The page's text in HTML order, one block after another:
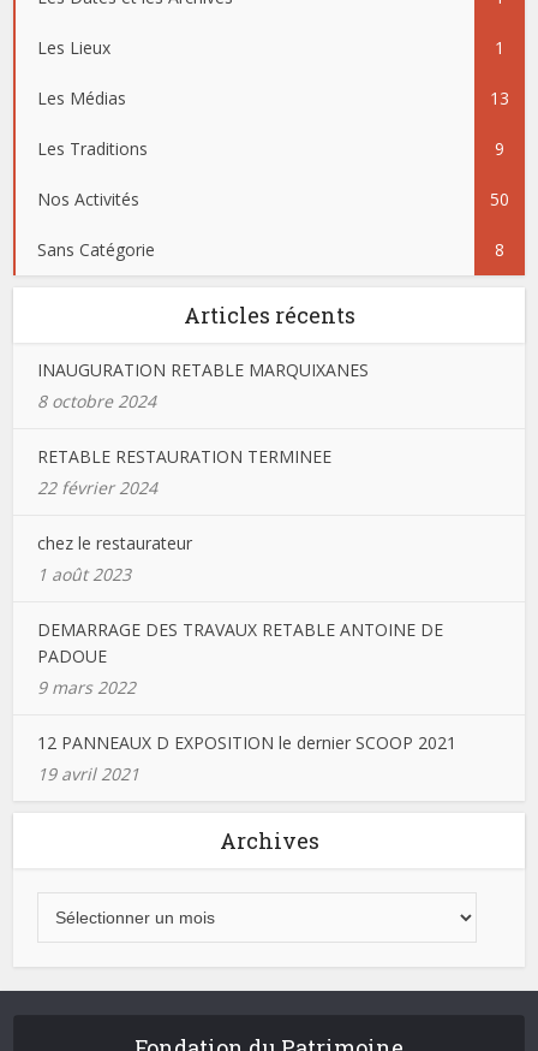
Les Lieux 1
Les Médias 13
Les Traditions 9
Nos Activités 50
Sans Catégorie 8
Articles récents
INAUGURATION RETABLE MARQUIXANES
8 octobre 2024
RETABLE RESTAURATION TERMINEE
22 février 2024
chez le restaurateur
1 août 2023
DEMARRAGE DES TRAVAUX RETABLE ANTOINE DE
PADOUE
9 mars 2022
12 PANNEAUX D EXPOSITION le dernier SCOOP 2021
19 avril 2021
Archives